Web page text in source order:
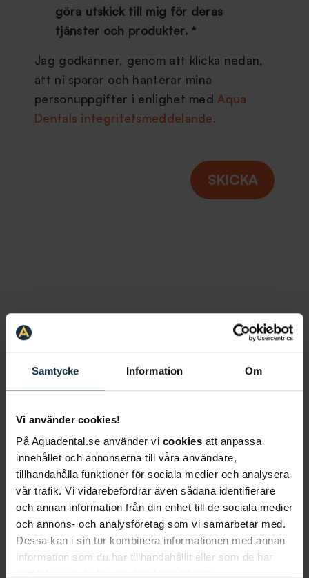
Samtycke Information Om
Vi använder cookies!
På Aquadental.se använder vi cookies att anpassa
innehållet och annonserna till våra användare,
tillhandahålla funktioner för sociala medier och analysera
vår trafik. Vi vidarebefordrar även sådana identifierare
och annan information från din enhet till de sociala medier
och annons- och analysföretag som vi samarbetar med.
Dessa kan i sin tur kombinera informationen med annan
information som du har tillhandahållit eller som de har
göra utskick till mig för deras
tjänster och produkter. *
Jag godkänner, genom att klicka nedan,
att ni sparar och hanterar mina
personuppgifter i enlighet med Aqua
Dentals integritetsmeddelande.
Relaterade artiklar
Tandreglering för barn Barntandvård
Tandregleringscheckar
Kostnadsfri tandvård för barn